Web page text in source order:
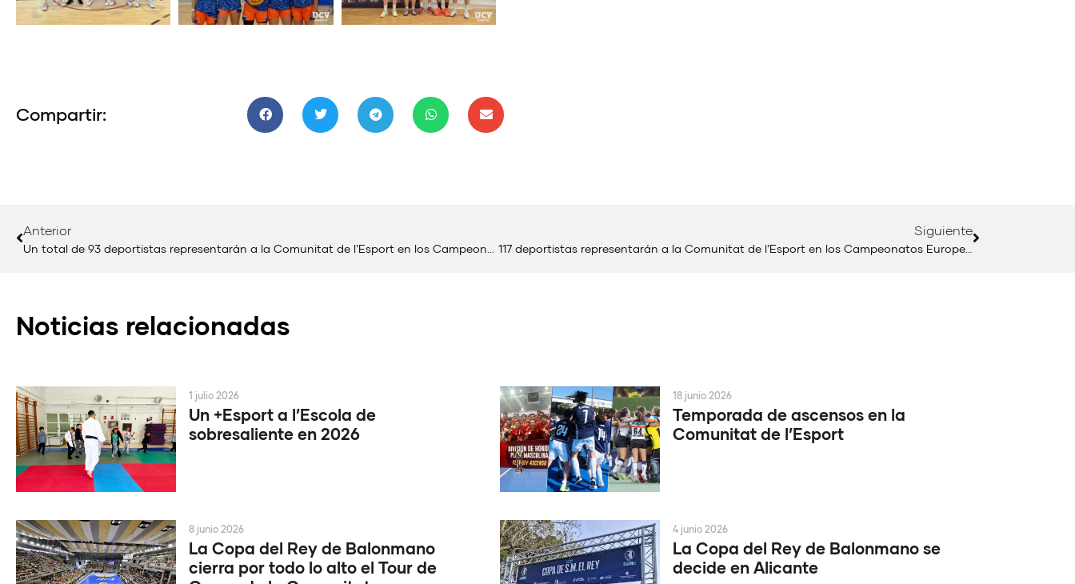
Compartir:
Anterior Siguiente
117 deportistas representarán a la Comunitat de l’Esport en los Campeonatos Europeos Universitarios
Noticias relacionadas
Un +Esport a l’Escola de
sobresaliente en 2026
1 julio 2026
Temporada de ascensos en la
Comunitat de l’Esport
18 junio 2026
La Copa del Rey de Balonmano
cierra por todo lo alto el Tour de
8 junio 2026
La Copa del Rey de Balonmano se
decide en Alicante
4 junio 2026